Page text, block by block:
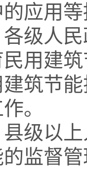
应用
人民政
用建
筑节
。
以上人
监督